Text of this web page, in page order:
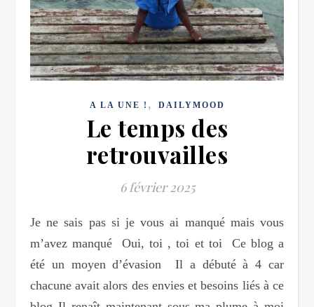
A LA UNE ! , DAILYMOOD
Le temps des
retrouvailles
6 février 2025
Je ne sais pas si je vous ai manqué mais vous
m’avez manqué Oui, toi , toi et toi Ce blog a
été un moyen d’évasion Il a débuté à 4 car
chacune avait alors des envies et besoins liés à ce